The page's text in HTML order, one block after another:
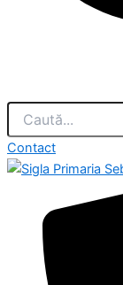
Contact